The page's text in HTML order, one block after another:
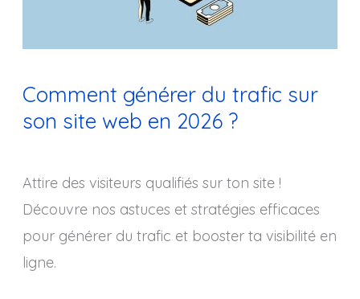
Comment générer du trafic sur
son site web en 2026 ?
Attire des visiteurs qualifiés sur ton site !
Découvre nos astuces et stratégies efficaces
pour générer du trafic et booster ta visibilité en
ligne.
en
2026